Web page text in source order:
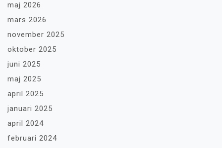
maj 2026
mars 2026
november 2025
oktober 2025
juni 2025
maj 2025
april 2025
januari 2025
april 2024
februari 2024